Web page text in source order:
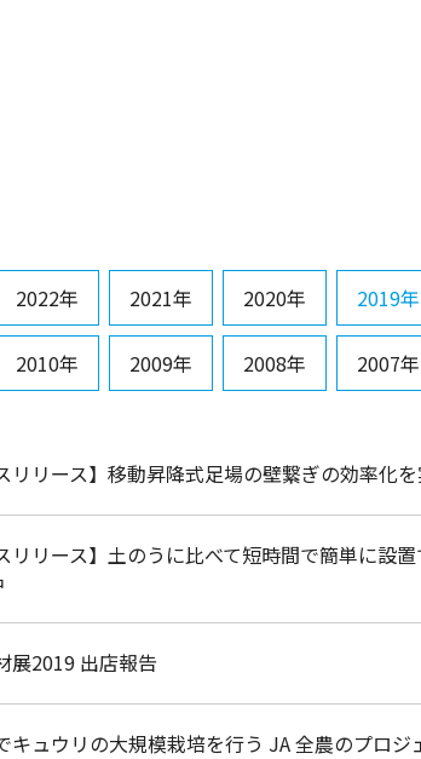
2022年 2021年 2020年 2019年
2010年 2009年 2008年 2007年
リリース】移動昇降式足場の壁繋ぎの効率化
リリース】土のうに比べて短時間で簡単に設
展2019 出店報告
キュウリの大規模栽培を行う JA 全農のプロ